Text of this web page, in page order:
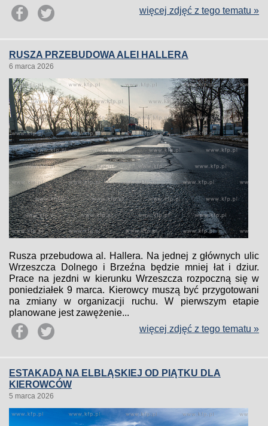
więcej zdjęć z tego tematu »
RUSZA PRZEBUDOWA ALEI HALLERA
6 marca 2026
Rusza przebudowa al. Hallera. Na jednej z głównych ulic
Wrzeszcza Dolnego i Brzeźna będzie mniej łat i dziur.
Prace na jezdni w kierunku Wrzeszcza rozpoczną się w
poniedziałek 9 marca. Kierowcy muszą być przygotowani
na zmiany w organizacji ruchu. W pierwszym etapie
planowane jest zawężenie...
więcej zdjęć z tego tematu »
ESTAKADA NA ELBLĄSKIEJ OD PIĄTKU DLA
KIEROWCÓW
5 marca 2026